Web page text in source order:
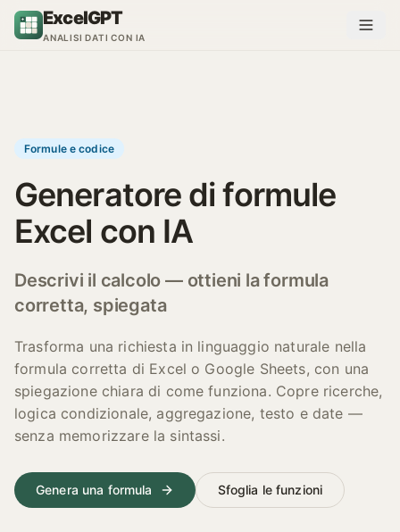
Vai al contenuto
ExcelGPT
ANALISI DATI CON IA
Formule e codice
Generatore di formule
Excel con IA
Descrivi il calcolo — ottieni la formula
corretta, spiegata
Trasforma una richiesta in linguaggio naturale nella
formula corretta di Excel o Google Sheets, con una
spiegazione chiara di come funziona. Copre ricerche,
logica condizionale, aggregazione, testo e date —
senza memorizzare la sintassi.
Genera una formula Sfoglia le funzioni